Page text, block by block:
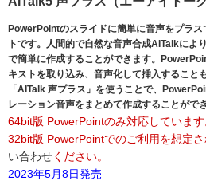
PowerPointのスライドに簡単に音声をプラ
トです。人間的で自然な音声合成AITalkに
で簡単に作成することができます。
キストを取り込み、音声化して挿入すること
「AITalk 声プラス」を使うことで、
レーション音声をまとめて作成することができ
64bit版 PowerPointのみ対応しています
32bit版 PowerPointでのご利用を想定さ
い合わせください。
2023年5月8日発売